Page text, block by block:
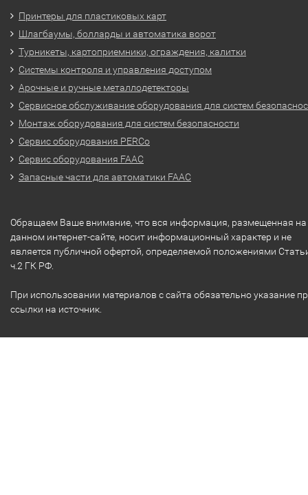
Принтеры для пластиковых карт
Шлагбаумы, болларды и автоматика ворот
Турникеты, картоприемники, ограждения, калитки
Системы контроля и управления доступом
Арочные и ручные металлодетекторы
Сервисное обслуживание оборудования для систем
Монтаж оборудования для систем безопасности
Сервис оборудования PERCo
Сервис оборудования FAAC
Запасные части для автоматики FAAC
Обращаем Ваше внимание, что вся информация, размещенная на
данном интернет-сайте, носит информационный характер и не
является публичной офертой, определяемой положениями
ч.2 ГК РФ.
При использовании материалов с сайта обязательно указание
ссылки на источник.